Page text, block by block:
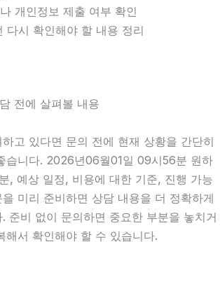
개인정보 제출 여부 확인
다시 확인해야 할 내용 정리
전에 살펴볼 내용
고 있다면 문의 전에 현재 상황을 간단히
습니다. 2026년06월01일 09시56분 원하
, 예상 일정, 비용에 대한 기준, 진행 가능
미리 준비하면 상담 내용을 더 정확하게
준비 없이 문의하면 중요한 부분을 놓치거
해서 확인해야 할 수 있습니다.